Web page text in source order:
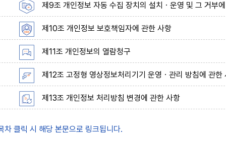
제9조 개인정보 자동 수집 장치의 설치ㆍ운영 및 그 거부
제10조 개인정보 보호책임자에 관한 사항
제11조 개인정보의 열람청구
제12조 고정형 영상정보처리기기 운영ㆍ관리 방침에 관한
제13조 개인정보 처리방침 변경에 관한 사항
차 클릭 시 해당 본문으로 링크됩니다.